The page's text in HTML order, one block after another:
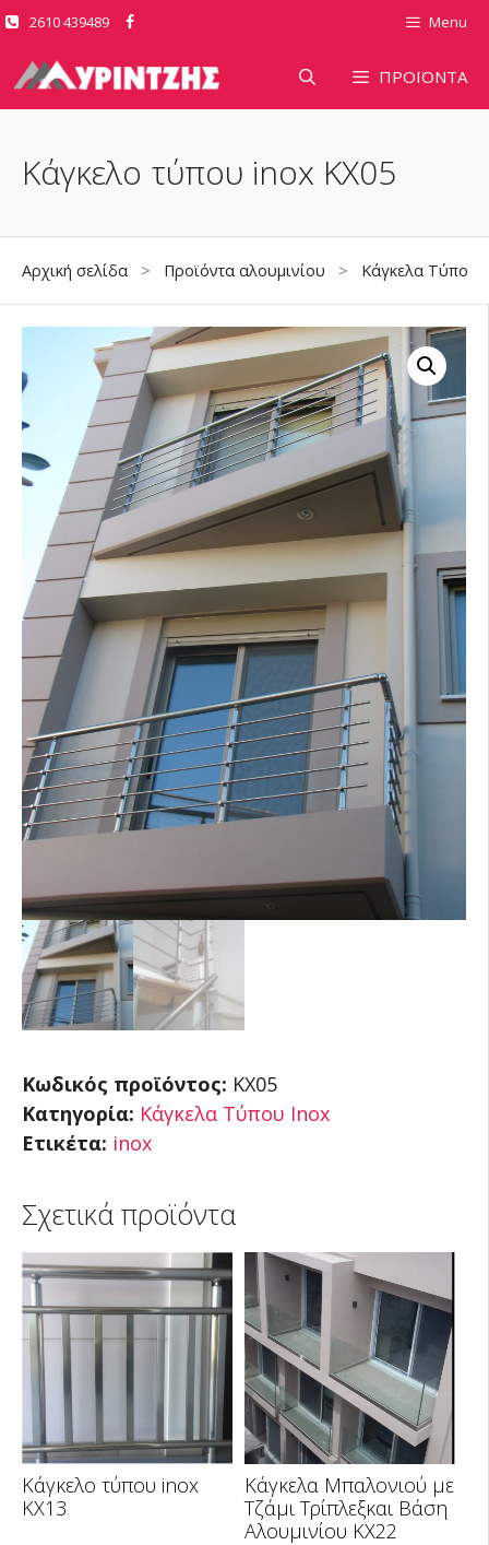
Μετάβαση
περιεχόμενο
2610 439489 Menu
ΠΡΟΪΟΝΤΑ
Κάγκελο τύπου inox KX05
Αρχική σελίδα > Προϊόντα αλουμινίου > Κάγκελα Τύπου
Κωδικός προϊόντος: KX05
Κατηγορία: Κάγκελα Τύπου Inox
Ετικέτα: inox
Σχετικά προϊόντα
Κάγκελο τύπου inox
KX13
Κάγκελα Μπαλονιού με
Τζάμι Τρίπλεξκαι Βάση
Αλουμινίου ΚΧ22